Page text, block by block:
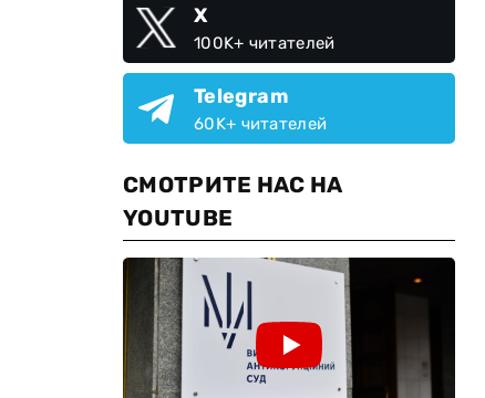
X
100K+ читателей
Telegram
60K+ читателей
СМОТРИТЕ НАС НА
YOUTUBE